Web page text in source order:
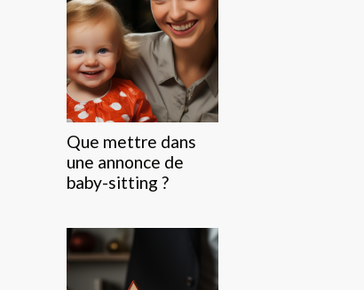
Que mettre dans
une annonce de
baby-sitting ?